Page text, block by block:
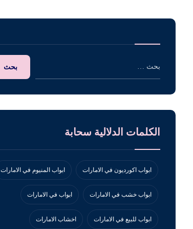
الكلمات الدلالية سحابة
ابواب اكورديون في الامارات ابواب المنيوم في الامارات
ابواب خشب في الامارات ابواب في الامارات
ابواب للبيع في الامارات اخشاب الامارات